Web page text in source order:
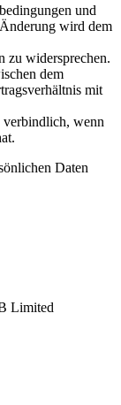
und
wird dem
zu widersprechen.
dem
mit
verbindlich, wenn
Daten
Limited